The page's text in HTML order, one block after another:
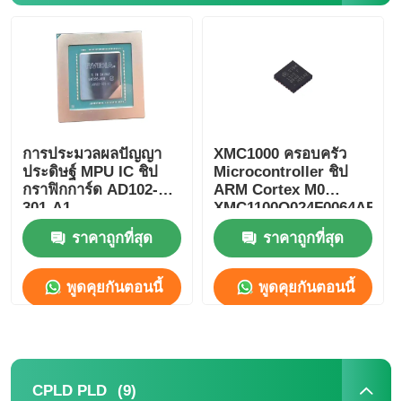
การประมวลผลปัญญา
ประดิษฐ์ MPU IC ชิป
กราฟิกการ์ด AD102-
301-A1
ราคาถูกที่สุด
พูดคุยกันตอนนี้
XMC1000 ครอบครัว
Microcontroller ชิป
ARM Cortex M0
ราคาถูกที่สุด
พูดคุยกันตอนนี้
CPLD PLD (9)